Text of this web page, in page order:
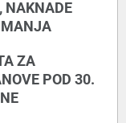
NAKNADE
ZA
POD 30.